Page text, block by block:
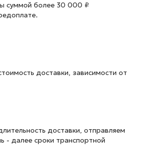
суммой более 30 000 ₽
доставки, зависимости от
доставки, отправляем
- далее сроки транспортной